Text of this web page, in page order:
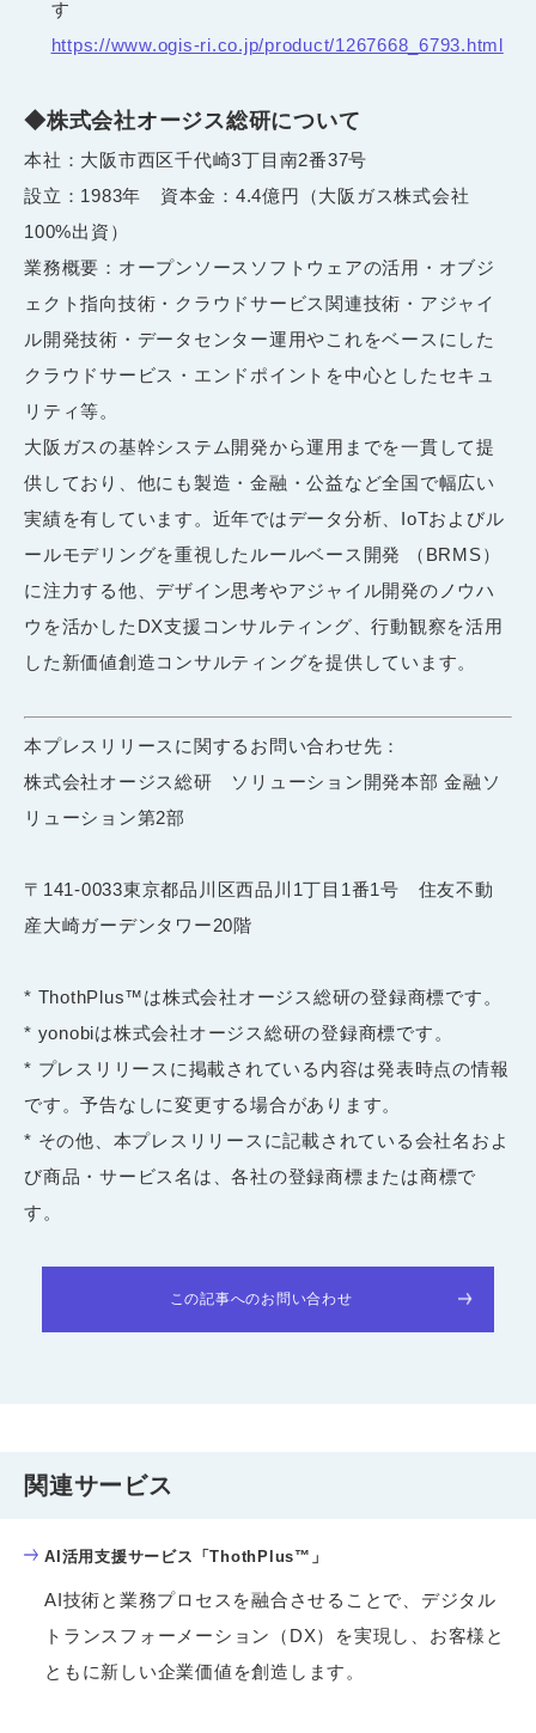
す
https://www.ogis-ri.co.jp/product/1267668_6793.html
◆株式会社オージス総研について
本社：大阪市西区千代崎3丁目南2番37号
設立：1983年 資本金：4.4億円（大阪ガス株式会社
100%出資）
業務概要：オープンソースソフトウェアの活用・オブジ
ェクト指向技術・クラウドサービス関連技術・アジャイ
ル開発技術・データセンター運用やこれをベースにした
クラウドサービス・エンドポイントを中心としたセキュ
リティ等。
大阪ガスの基幹システム開発から運用までを一貫して提
供しており、他にも製造・金融・公益など全国で幅広い
実績を有しています。近年ではデータ分析、IoTおよびル
ールモデリングを重視したルールベース開発 （BRMS）
に注力する他、デザイン思考やアジャイル開発のノウハ
ウを活かしたDX支援コンサルティング、行動観察を活用
した新価値創造コンサルティングを提供しています。
本プレスリリースに関するお問い合わせ先：
株式会社オージス総研 ソリューション開発本部 金融ソ
リューション第2部
〒141-0033東京都品川区西品川1丁目1番1号 住友不動
産大崎ガーデンタワー20階
* ThothPlus™は株式会社オージス総研の登録商標です。
* yonobiは株式会社オージス総研の登録商標です。
* プレスリリースに掲載されている内容は発表時点の情報
です。予告なしに変更する場合があります。
* その他、本プレスリリースに記載されている会社名およ
び商品・サービス名は、各社の登録商標または商標で
す。
この記事へのお問い合わせ
関連サービス
AI活用支援サービス「ThothPlus™」
AI技術と業務プロセスを融合させることで、デジタル
トランスフォーメーション（DX）を実現し、お客様と
ともに新しい企業価値を創造します。